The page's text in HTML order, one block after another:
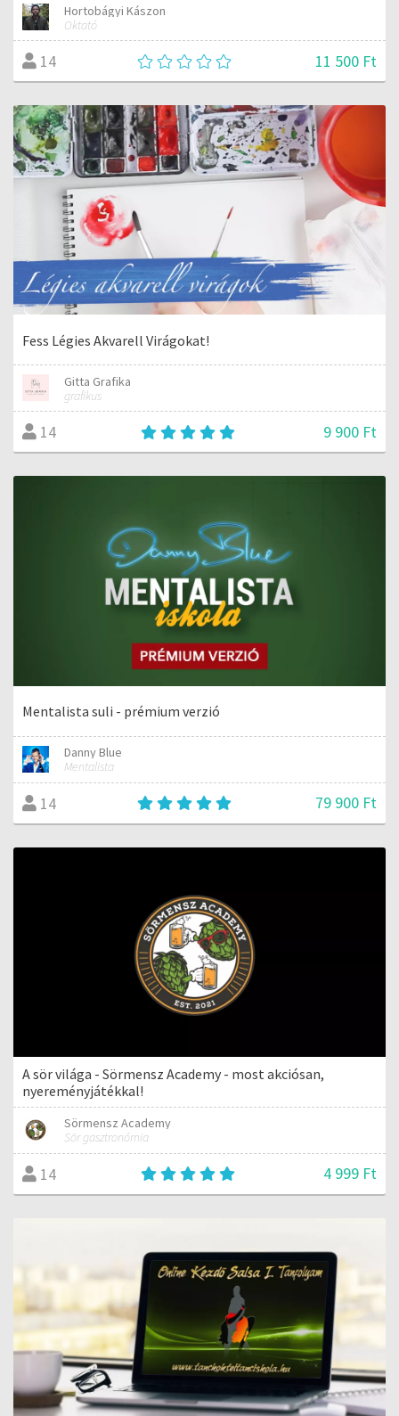
Hortobágyi Kászon
Oktató
14 11 500 Ft
Fess Légies Akvarell Virágokat!
Gitta Grafika
grafikus
14 9 900 Ft
Mentalista suli - prémium verzió
Danny Blue
Mentalista
14 79 900 Ft
A sör világa - Sörmensz Academy - most akciósan,
nyereményjátékkal!
Sörmensz Academy
Sör gasztronómia
14 4 999 Ft